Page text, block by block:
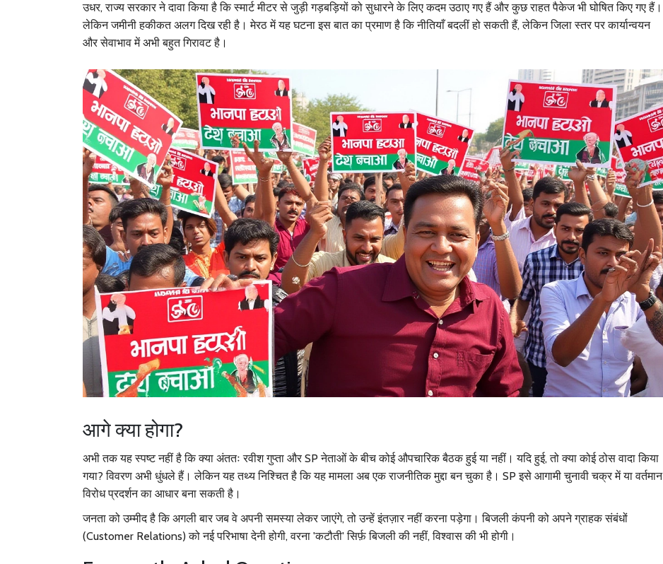
उधर, राज्य सरकार ने दावा किया है कि स्मार्ट मीटर से जुड़ी गड़बड़ियों को सुधारने के लिए कदम उठाए गए हैं और कुछ राहत पैकेज भी घोषित किए गए हैं।
लेकिन जमीनी हकीकत अलग दिख रही है। मेरठ में यह घटना इस बात का प्रमाण है कि नीतियाँ बदलीं हो सकती हैं, लेकिन जिला स्तर पर कार्यान्वयन
और सेवाभाव में अभी बहुत गिरावट है।
आगे क्या होगा?
अभी तक यह स्पष्ट नहीं है कि क्या अंततः रवीश गुप्ता और SP नेताओं के बीच कोई औपचारिक बैठक हुई या नहीं। यदि हुई, तो क्या कोई ठोस वादा किया
गया? विवरण अभी धुंधले हैं। लेकिन यह तथ्य निश्चित है कि यह मामला अब एक राजनीतिक मुद्दा बन चुका है। SP इसे आगामी चुनावी चक्र में या वर्तमान
विरोध प्रदर्शन का आधार बना सकती है।
जनता को उम्मीद है कि अगली बार जब वे अपनी समस्या लेकर जाएंगे, तो उन्हें इंतज़ार नहीं करना पड़ेगा। बिजली कंपनी को अपने ग्राहक संबंधों
(Customer Relations) को नई परिभाषा देनी होगी, वरना 'कटौती' सिर्फ़ बिजली की नहीं, विश्वास की भी होगी।